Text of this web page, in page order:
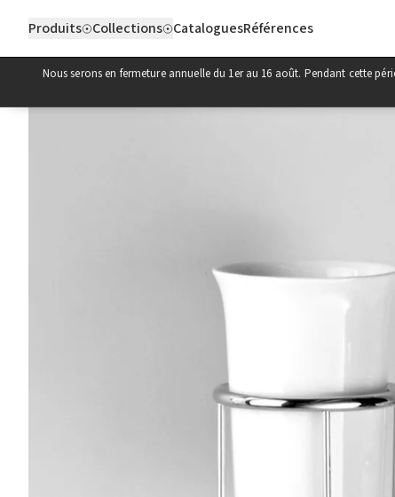
Nous serons en fermeture annuelle du 1er au 16 août. Pendant cette
Produits Collections CataloguesRéférences